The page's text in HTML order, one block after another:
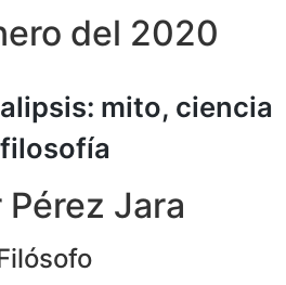
del 2020
mito, ciencia
Jara